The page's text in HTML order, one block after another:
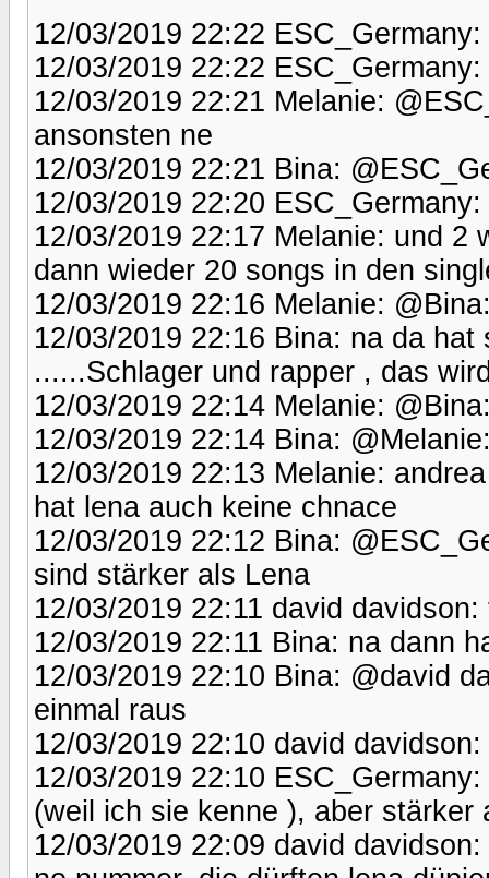
12/03/2019 22:22
12/03/2019 22:22
12/03/2019 22:21 Melanie:
ansonsten ne
12/03/2019 22:21 Bina:
12/03/2019 22:20
12/03/2019 22:17 Melanie: und 2
dann wieder 20 songs in den
12/03/2019 22:16 Melanie:
12/03/2019 22:16 Bina: na da
......Schlager und rapper , das
12/03/2019 22:14 Melanie:
12/03/2019 22:14 Bina:
12/03/2019 22:13 Melanie:
hat lena auch keine chnace
12/03/2019 22:12 Bina:
sind stärker als Lena
12/03/2019 22:11 david
12/03/2019 22:11 Bina: na dann
12/03/2019 22:10 Bina: @david
einmal raus
12/03/2019 22:10 david davidson:
12/03/2019 22:10
(weil ich sie kenne ), aber stärker
12/03/2019 22:09 david